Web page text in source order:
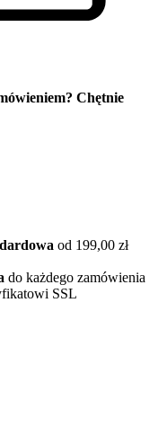
Chętnie
od 199,00 zł
do każdego zamówienia
SSL